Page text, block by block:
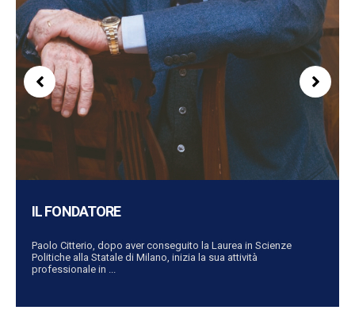
IL FONDATORE
Paolo Citterio, dopo aver conseguito la Laurea in Scienze
Politiche alla Statale di Milano, inizia la sua attività
professionale in ...